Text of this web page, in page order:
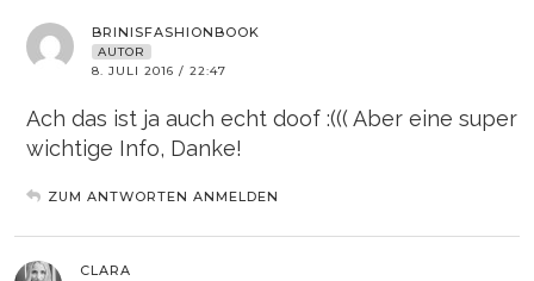
BRINISFASHIONBOOK
AUTOR
8. JULI 2016 / 22:47
Ach das ist ja auch echt doof :((( Aber eine super
wichtige Info, Danke!
ZUM ANTWORTEN ANMELDEN
CLARA